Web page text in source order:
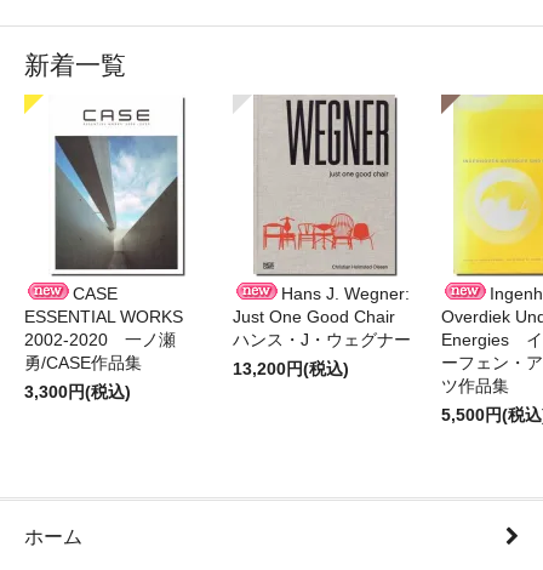
新着一覧
CASE
ESSENTIAL WORKS
2002-2020 一ノ瀬
勇/CASE作品集
3,300円(税込)
Hans J. Wegner:
Just One Good Chair
ハンス・J・ウェグナー
13,200円(税込)
Overdiek
Energies イ
ーフェン・
ツ作品集
5,500円(税
ホーム